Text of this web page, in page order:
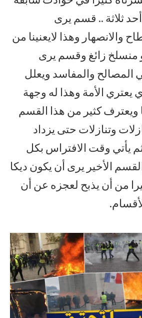
ثلاثة .. قسم يرى
والانصهار وهذا لايعنينا من
منسلخ زائغ وقسم يرى
المصالح والمفاسد ويعلل
الأمة وهذا له وجهة
ويعترف كثير من هذا القسم
وتنازلات حتى يزداد
يأتي وقت الافتراس بكل
الأخير يرى أن يكون ديكا
من أن يذبح لعجزه عن أن